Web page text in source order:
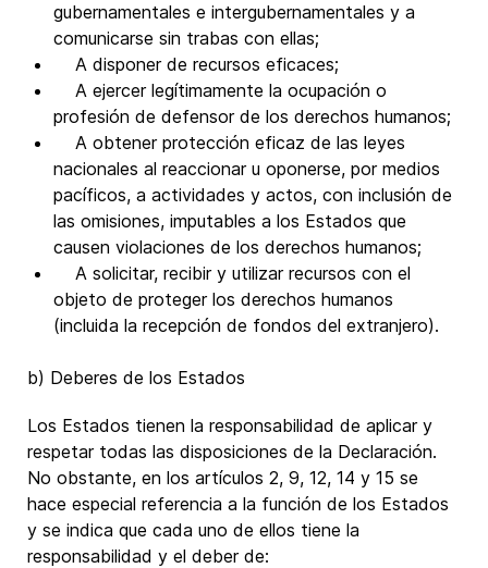
gubernamentales e intergubernamentales y a
comunicarse sin trabas con ellas;
A disponer de recursos eficaces;
A ejercer legítimamente la ocupación o
profesión de defensor de los derechos humanos;
A obtener protección eficaz de las leyes
nacionales al reaccionar u oponerse, por medios
pacíficos, a actividades y actos, con inclusión de
las omisiones, imputables a los Estados que
causen violaciones de los derechos humanos;
A solicitar, recibir y utilizar recursos con el
objeto de proteger los derechos humanos
(incluida la recepción de fondos del extranjero).
b) Deberes de los Estados
Los Estados tienen la responsabilidad de aplicar y
respetar todas las disposiciones de la Declaración.
No obstante, en los artículos 2, 9, 12, 14 y 15 se
hace especial referencia a la función de los Estados
y se indica que cada uno de ellos tiene la
responsabilidad y el deber de: